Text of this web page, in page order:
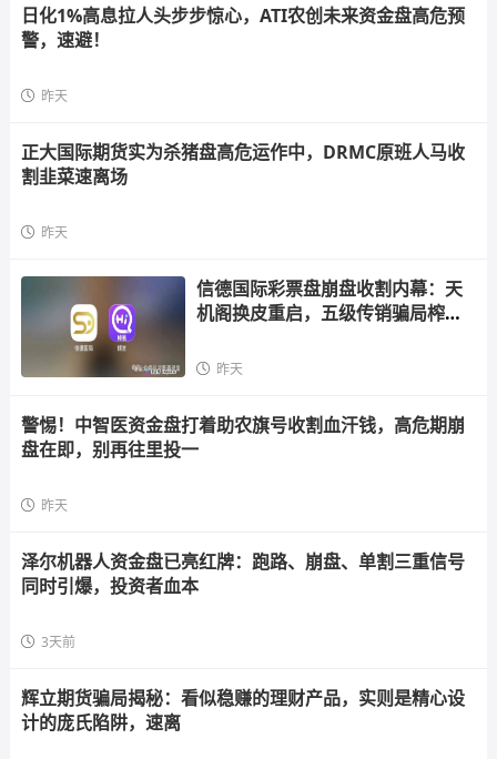
日化1%高息拉人头步步惊心，ATI农创未来资金盘高危预
警，速避！
昨天
正大国际期货实为杀猪盘高危运作中，DRMC原班人马收
割韭菜速离场
昨天
信德国际彩票盘崩盘收割内幕：天
机阁换皮重启，五级传销骗局榨干
昨天
警惕！中智医资金盘打着助农旗号收割血汗钱，高危期崩
盘在即，别再往里投一
昨天
泽尔机器人资金盘已亮红牌：跑路、崩盘、单割三重信号
同时引爆，投资者血本
3天前
辉立期货骗局揭秘：看似稳赚的理财产品，实则是精心设
计的庞氏陷阱，速离